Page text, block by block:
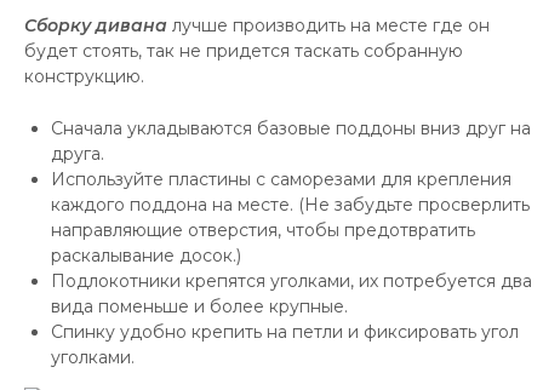
Сборку дивана лучше производить на месте где он
будет стоять, так не придется таскать собранную
конструкцию.
Сначала укладываются базовые поддоны вниз друг на
друга.
Используйте пластины с саморезами для крепления
каждого поддона на месте. (Не забудьте просверлить
направляющие отверстия, чтобы предотвратить
раскалывание досок.)
Подлокотники крепятся уголками, их потребуется два
вида поменьше и более крупные.
Спинку удобно крепить на петли и фиксировать угол
уголками.